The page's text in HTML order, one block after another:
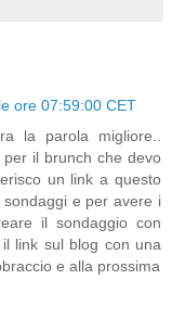
ore 07:59:00 CET
la parola migliore..
il brunch che devo
un link a questo
e per avere i
il sondaggio con
link sul blog con una
e alla prossima